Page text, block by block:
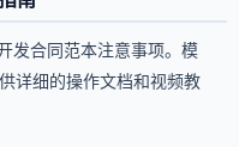
发合同范本注意事项。模
详细的操作文档和视频教